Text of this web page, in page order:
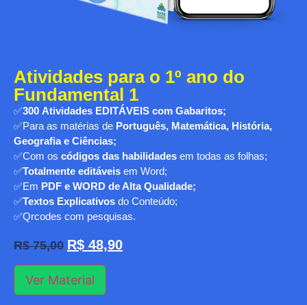
Atividades para o 1º ano do
Fundamental 1
✅300 Atividades EDITÁVEIS com Gabaritos;
✅Para as matérias de Português, Matemática, História,
Geografia e Ciências;
✅Com os códigos das habilidades em todas as folhas;
✅Totalmente editáveis em Word;
✅Em PDF e WORD de Alta Qualidade;
✅Textos Explicativos do Conteúdo;
✅Qrcodes com pesquisas.
R$75,00 R$ 48,90
Ver Material